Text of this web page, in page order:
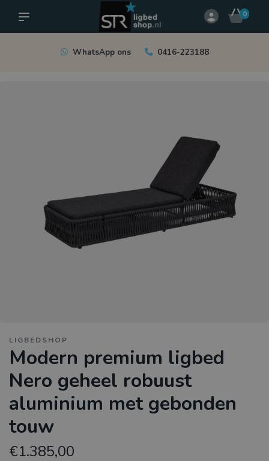
0
WhatsApp ons 0416-223188
LIGBEDSHOP
Modern premium ligbed
Nero geheel robuust
aluminium met gebonden
touw
€1.385,00